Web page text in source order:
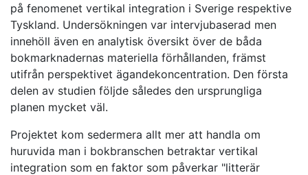
på fenomenet vertikal integration i Sverige respektive
Tyskland. Undersökningen var intervjubaserad men
innehöll även en analytisk översikt över de båda
bokmarknadernas materiella förhållanden, främst
utifrån perspektivet ägandekoncentration. Den första
delen av studien följde således den ursprungliga
planen mycket väl.
Projektet kom sedermera allt mer att handla om
huruvida man i bokbranschen betraktar vertikal
integration som en faktor som påverkar "litterär